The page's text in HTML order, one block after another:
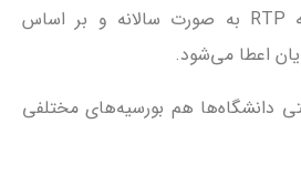
تحقیقاتی است. بورسیه RTP به صورت سالانه و بر اساس
اعطا می‌شود.
دانشگاه‌ها هم بورسیه‌های مختلفی